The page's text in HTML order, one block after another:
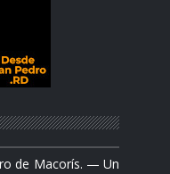
de Macorís. — Un